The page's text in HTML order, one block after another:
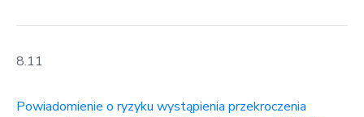
8.11
Powiadomienie o ryzyku wystąpienia przekroczenia